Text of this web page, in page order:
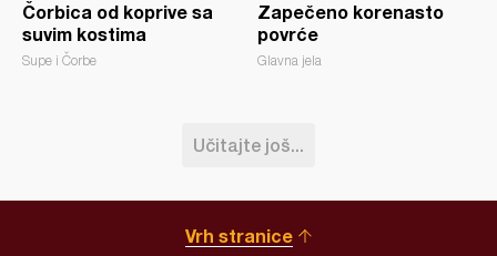
Čorbica od koprive sa
suvim kostima
Supe i Čorbe
Zapečeno korenasto
povrće
Glavna jela
Učitajte još...
Vrh stranice